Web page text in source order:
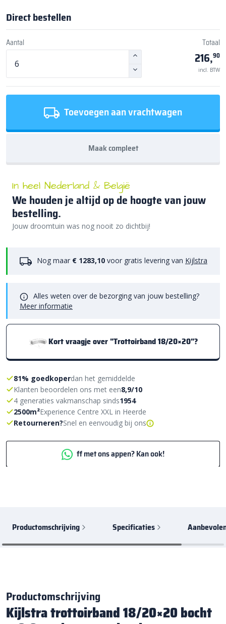
Direct bestellen
Aantal Totaal
216,90
incl. BTW
Toevoegen aan vrachtwagen
Maak compleet
In heel Nederland & België
We houden je altijd op de hoogte van jouw
bestelling.
Jouw droomtuin was nog nooit zo dichtbij!
Nog maar € 1283,10 voor gratis levering van Kijlstra
Alles weten over de bezorging van jouw bestelling?
Meer informatie
Kort vraagje over "Trottoirband 18/20×20"?
81% goedkoperdan het gemiddelde
Klanten beoordelen ons met een8,9/10
4 generaties vakmanschap sinds1954
2500m²Experience Centre XXL in Heerde
Retourneren?Snel en eenvoudig bij ons
ff met ons appen? Kan ook!
Productomschrijving Specificaties
Productomschrijving
Kijlstra trottoirband 18/20×20 bocht